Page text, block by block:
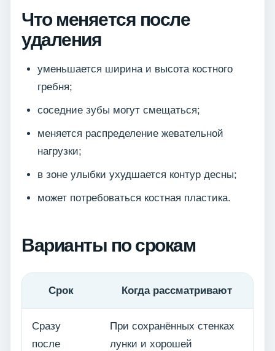
Что меняется после
удаления
уменьшается ширина и высота костного
гребня;
соседние зубы могут смещаться;
меняется распределение жевательной
нагрузки;
в зоне улыбки ухудшается контур десны;
может потребоваться костная пластика.
Варианты по срокам
Срок Когда рассматривают
Сразу
после
При сохранённых стенках
лунки и хорошей